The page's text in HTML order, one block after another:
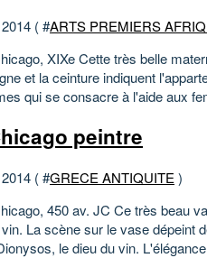
( #ARTS PREMIERS
XIXe Cette très belle
et la ceinture indiquent
qui se consacre à l'aide aux
peintre
( #GRECE ANTIQUITE )
450 av. JC Ce très beau
La scène sur le vase dépeint
le dieu du vin.